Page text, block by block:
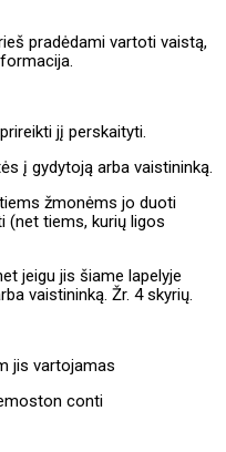
pradėdami vartoti vaistą,
jį perskaityti.
į gydytoją arba vaistininką.
žmonėms jo duoti
(net tiems, kurių ligos
jeigu jis šiame lapelyje
vaistininką. Žr. 4 skyrių.
jis vartojamas
conti